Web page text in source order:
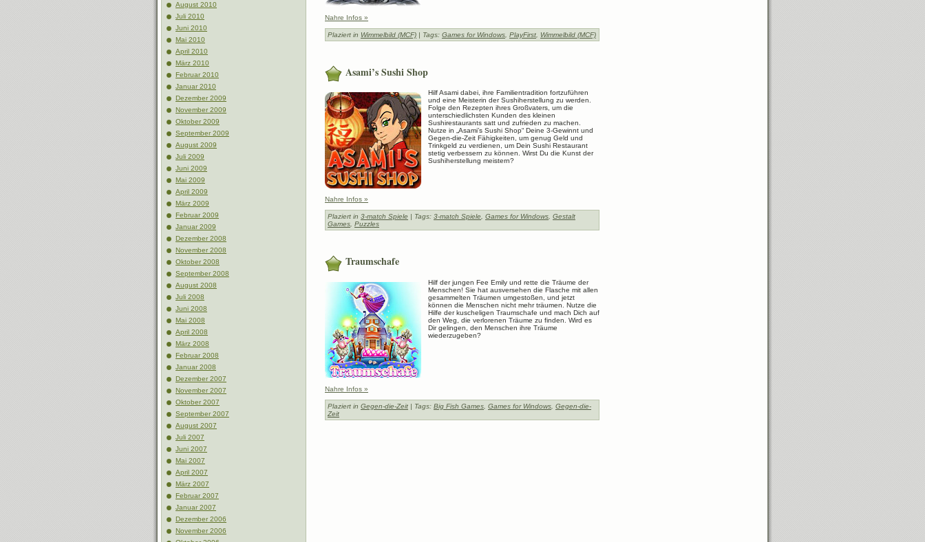
August 2010
Juli 2010
Juni 2010
Mai 2010
April 2010
März 2010
Februar 2010
Januar 2010
Dezember 2009
November 2009
Oktober 2009
September 2009
August 2009
Juli 2009
Juni 2009
Mai 2009
April 2009
März 2009
Februar 2009
Januar 2009
Dezember 2008
November 2008
Oktober 2008
September 2008
August 2008
Juli 2008
Juni 2008
Mai 2008
April 2008
März 2008
Februar 2008
Januar 2008
Dezember 2007
November 2007
Oktober 2007
September 2007
August 2007
Juli 2007
Juni 2007
Mai 2007
April 2007
März 2007
Februar 2007
Januar 2007
Dezember 2006
November 2006
Nahre Infos »
Plaziert in Wimmelbild (MCF) | Tags: Games for Windows PlayFirst Wimmelbild (MCF)
Asami’s Sushi Shop
Hilf Asami dabei, ihre Familientradition fortzuführen
und eine Meisterin der Sushiherstellung zu werden.
Folge den Rezepten ihres Großvaters, um die
unterschiedlichsten Kunden des kleinen
Sushirestaurants satt und zufrieden zu machen.
Nutze in „Asami’s Sushi Shop“ Deine 3-Gewinnt und
Gegen-die-Zeit Fähigkeiten, um genug Geld und
Trinkgeld zu verdienen, um Dein Sushi Restaurant
stetig verbessern zu können. Wirst Du die Kunst der
Sushiherstellung meistern?
Nahre Infos »
Plaziert in 3-match Spiele | Tags: 3-match Spiele, Games for Windows, Gestalt
Games, Puzzles
Traumschafe
Hilf der jungen Fee Emily und rette die Träume der
Menschen! Sie hat ausversehen die Flasche mit allen
gesammelten Träumen umgestoßen, und jetzt
können die Menschen nicht mehr träumen. Nutze die
Hilfe der kuscheligen Traumschafe und mach Dich auf
den Weg, die verlorenen Träume zu finden. Wird es
Dir gelingen, den Menschen ihre Träume
wiederzugeben?
Nahre Infos »
Plaziert in Gegen-die-Zeit | Tags: Big Fish Games Games for Windows Gegen-die-
Zeit